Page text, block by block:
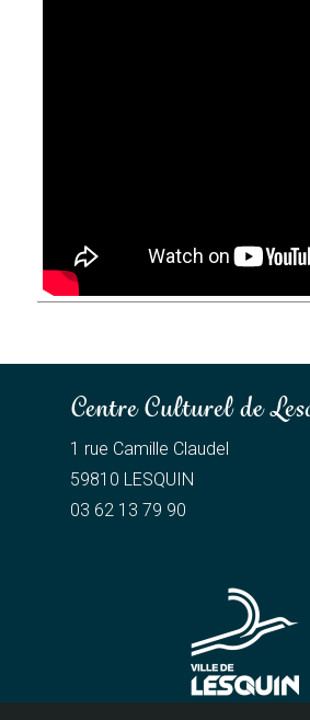
Centre Culturel de
1 rue Camille Claudel
59810 LESQUIN
03 62 13 79 90